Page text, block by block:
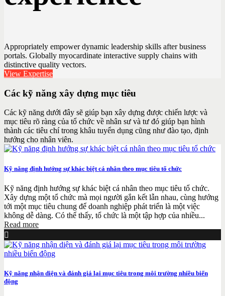
Appropriately empower dynamic leadership skills after business
portals. Globally myocardinate interactive supply chains with
distinctive quality vectors.
View Expertise
Các kỹ năng xây dựng mục tiêu
Các kỹ năng dưới đây sẽ giúp bạn xây dựng được chiến lược và
mục tiêu rõ ràng của tổ chức về nhân sư và tư đó giúp bạn hình
thành các tiêu chí trong khâu tuyển dụng cũng như đào tạo, định
hướng cho nhân viên.
Kỹ năng định hướng sự khác biệt cá nhân theo mục tiêu tổ chức
Kỹ năng định hướng sự khác biệt cá nhân theo mục tiêu tổ chức.
Xây dựng một tổ chức mà mọi người gắn kết lẫn nhau, cùng hướng
tới một mục tiêu chung để doanh nghiệp phát triển là một việc
không dễ dàng. Có thể thấy, tổ chức là một tập hợp của nhiều...
Read more
Kỹ năng nhận diện và đánh giá lại mục tiêu trong môi trường nhiều biến
động